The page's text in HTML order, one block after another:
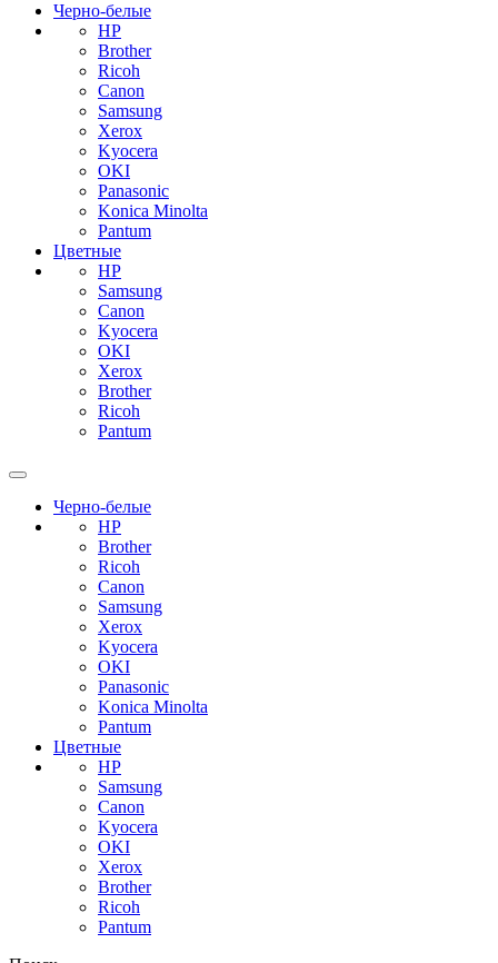
Черно-белые
HP
Brother
Ricoh
Canon
Samsung
Xerox
Kyocera
OKI
Panasonic
Konica Minolta
Pantum
Цветные
HP
Samsung
Canon
Kyocera
OKI
Xerox
Brother
Ricoh
Pantum
Черно-белые
HP
Brother
Ricoh
Canon
Samsung
Xerox
Kyocera
OKI
Panasonic
Konica Minolta
Pantum
Цветные
HP
Samsung
Canon
Kyocera
OKI
Xerox
Brother
Ricoh
Pantum